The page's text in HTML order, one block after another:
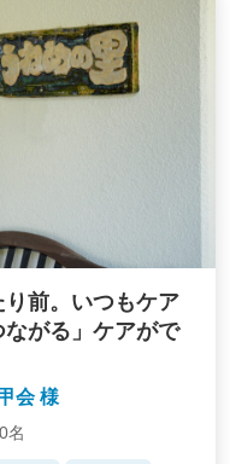
前。いつもケア
がる」ケアがで
会 様
名